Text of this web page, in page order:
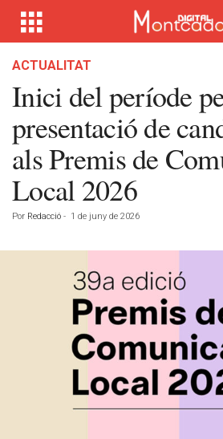
ACTUALITAT
Inici del període
presentació de
als Premis de
Local 2026
Por Redacció - 1 de juny de 2026